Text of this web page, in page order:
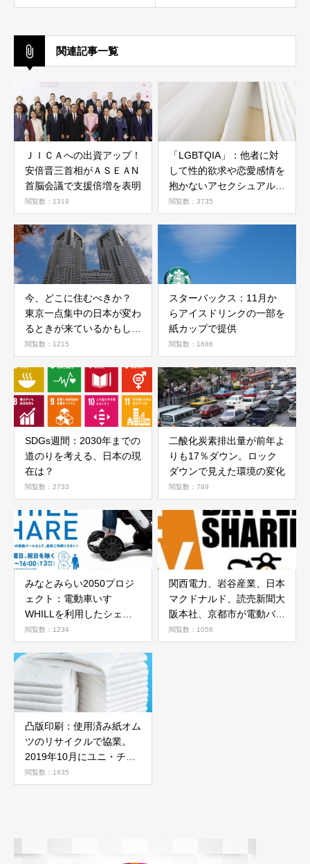
関連記事一覧
ＪＩＣＡへの出資アップ！
安倍晋三首相がＡＳＥＡN
首脳会議で支援倍増を表明
閲覧数：1319
「LGBTQIA」：他者に対
して性的欲求や恋愛感情を
抱かないアセクシュアルと
いう存在。ドラマ『17.3
about a sex』
閲覧数：3735
今、どこに住むべきか？
東京一点集中の日本が変わ
るときが来ているかもしれ
ない。
閲覧数：1215
スターバックス：11月か
らアイスドリンクの一部を
紙カップで提供
閲覧数：1686
SDGs週間：2030年までの
道のりを考える、日本の現
在は？
閲覧数：2733
二酸化炭素排出量が前年よ
りも17％ダウン。ロック
ダウンで見えた環境の変化
閲覧数：789
みなとみらい2050プロジ
ェクト：電動車いす
WHILLを利用したシェア
リングサービス
閲覧数：1234
関西電力、岩谷産業、日本
マクドナルド、読売新聞大
阪本社、京都市が電動バイ
クのバッテリーシェア
閲覧数：1058
凸版印刷：使用済み紙オム
ツのリサイクルで協業。
2019年10月にユニ・チャ
ームが世界初でスタート
閲覧数：1635